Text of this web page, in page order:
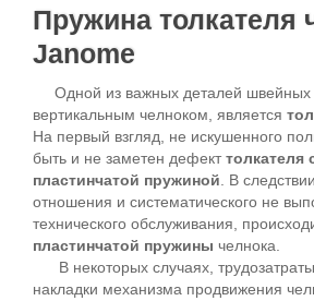
Пружина толкателя
Janome
Одной из важных деталей
вертикальным челноком, является
На первый взгляд, не искушенного
быть и не заметен дефекттолкателя
пластинчатой пружиной . В
отношения и систематического не
технического обслуживания,
пластинчатой пружины челнока.
В некоторых случаях,
накладки механизма продвижения